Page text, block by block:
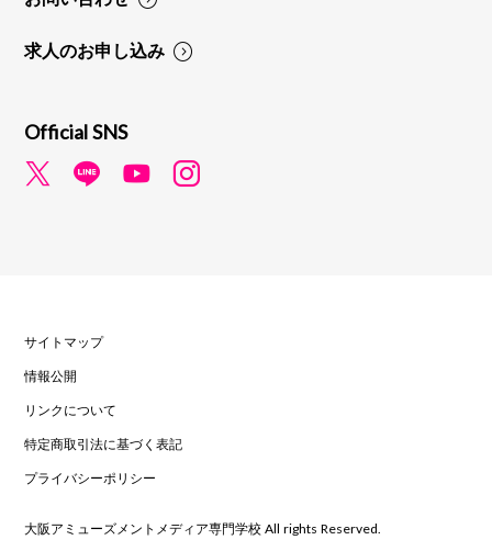
求人のお申し込み
Official SNS
サイトマップ
情報公開
リンクについて
特定商取引法に基づく表記
プライバシーポリシー
大阪アミューズメントメディア専門学校 All rights Reserved.